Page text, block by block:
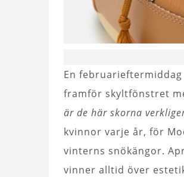
En
framför skyltfönstret
är de här skorna
kvinnor varje år, för
vinterns snökängor.
vinner alltid över